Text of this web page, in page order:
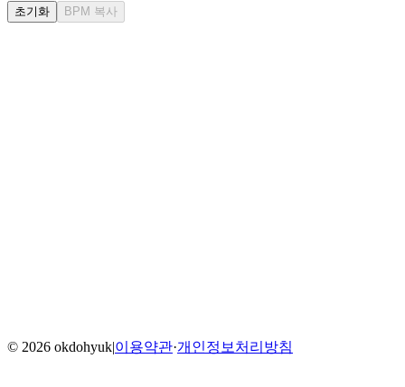
초기화 BPM 복사
© 2026 okdohyuk|이용약관·개인정보처리방침